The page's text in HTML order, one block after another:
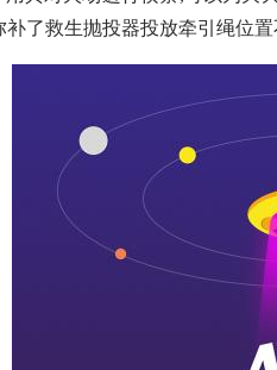
了救生抛投器投放牵引绳位